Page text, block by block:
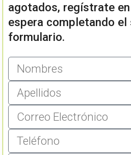
agotados, regístrate
espera completando el
formulario.